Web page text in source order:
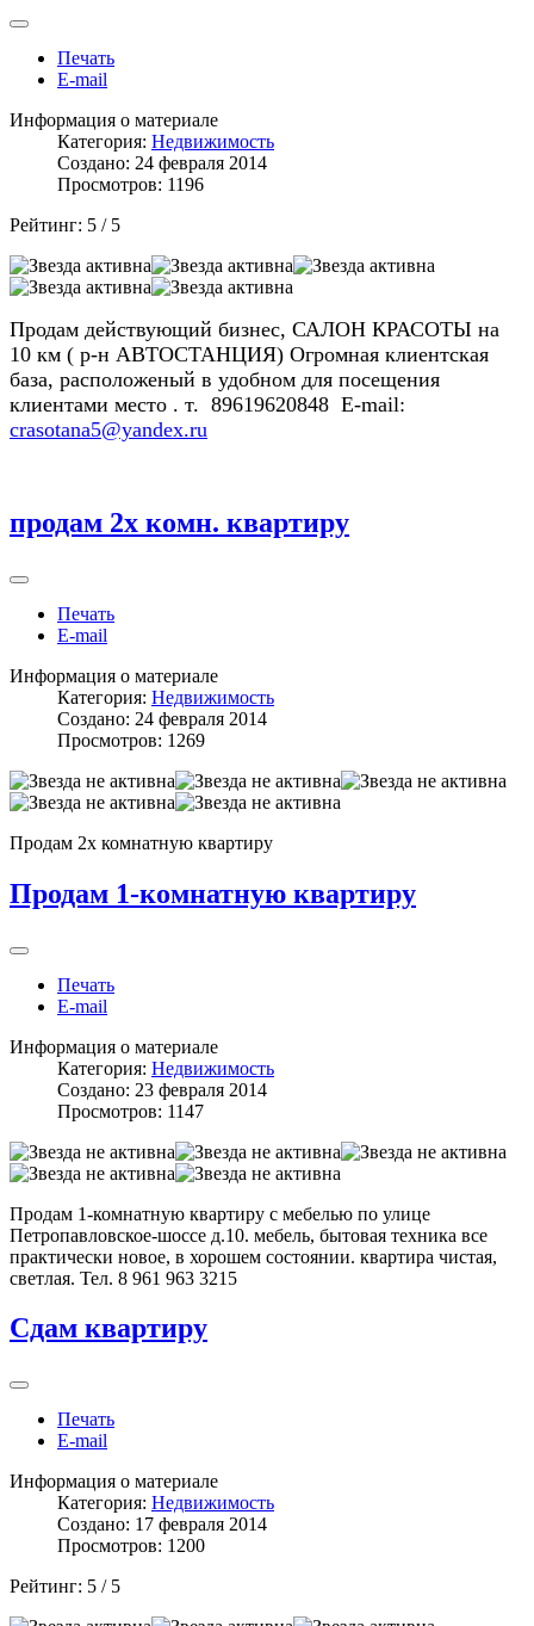
Печать
E-mail
Информация о материале
Категория: Недвижимость
Создано: 24 февраля 2014
Просмотров: 1196
Рейтинг: 5 / 5
Продам действующий бизнес, САЛОН КРАСОТЫ на
10 км ( р-н АВТОСТАНЦИЯ) Огромная клиентская
база, расположеный в удобном для посещения
клиентами место . т. 89619620848 E-mail:
crasotana5@yandex.ru
продам 2х комн. квартиру
Печать
E-mail
Информация о материале
Категория: Недвижимость
Создано: 24 февраля 2014
Просмотров: 1269
Продам 2х комнатную квартиру
Продам 1-комнатную квартиру
Печать
E-mail
Информация о материале
Категория: Недвижимость
Создано: 23 февраля 2014
Просмотров: 1147
Продам 1-комнатную квартиру с мебелью по улице
Петропавловское-шоссе д.10. мебель, бытовая техника все
практически новое, в хорошем состоянии. квартира чистая,
светлая. Тел. 8 961 963 3215
Сдам квартиру
Печать
E-mail
Информация о материале
Категория: Недвижимость
Создано: 17 февраля 2014
Просмотров: 1200
Рейтинг: 5 / 5